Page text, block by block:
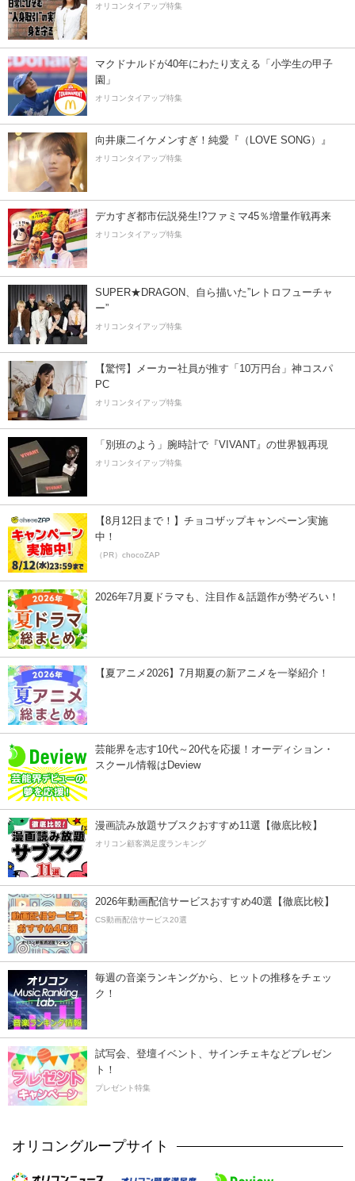
オリコンタイアップ特集
マクドナルドが40年にわたり支える「小学生の甲子
園」
オリコンタイアップ特集
向井康二イケメンすぎ！純愛『（LOVE SONG）』
オリコンタイアップ特集
デカすぎ都市伝説発生!?ファミマ45％増量作戦再来
オリコンタイアップ特集
SUPER★DRAGON、自ら描いた”レトロフューチャ
ー”
オリコンタイアップ特集
【驚愕】メーカー社員が推す「10万円台」神コスパ
PC
オリコンタイアップ特集
「別班のよう」腕時計で『VIVANT』の世界観再現
オリコンタイアップ特集
【8月12日まで！】チョコザップキャンペーン実施
中！
（PR）chocoZAP
2026年7月夏ドラマも、注目作＆話題作が勢ぞろい！
【夏アニメ2026】7月期夏の新アニメを一挙紹介！
芸能界を志す10代～20代を応援！オーディション・
スクール情報はDeview
漫画読み放題サブスクおすすめ11選【徹底比較】
オリコン顧客満足度ランキング
2026年動画配信サービスおすすめ40選【徹底比較】
CS動画配信サービス20選
毎週の音楽ランキングから、ヒットの推移をチェッ
ク！
試写会、登壇イベント、サインチェキなどプレゼン
ト！
プレゼント特集
オリコングループサイト